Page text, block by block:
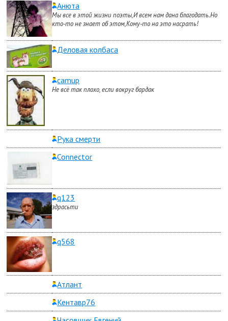
Анюта
Мы все в этой жизни поэты,И всем нам дана благодать.Но
кто-то не знает об этом,Кому-то на это насрать!
Деловая колбаса
camup
Не всё так плохо, если вокруг бардак
Рука смерти
Connector
q123
здрасьти
q568
Атлант
Кентавр76